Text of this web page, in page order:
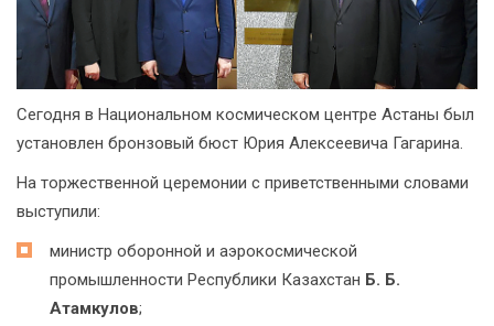
Сегодня в Национальном космическом центре Астаны был
установлен бронзовый бюст Юрия Алексеевича Гагарина.
На торжественной церемонии с приветственными словами
выступили:
министр оборонной и аэрокосмической
промышленности Республики Казахстан Б. Б.
Атамкулов;